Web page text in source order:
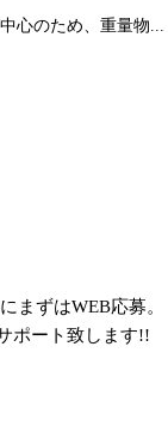
心のため、重量物...
まずはWEB応募。
ポート致します!!